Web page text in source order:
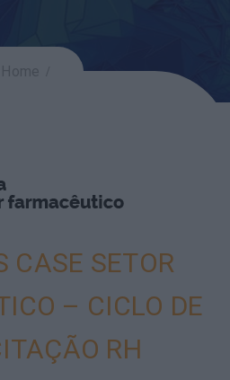
CASE SETOR
– CICLO DE
RH